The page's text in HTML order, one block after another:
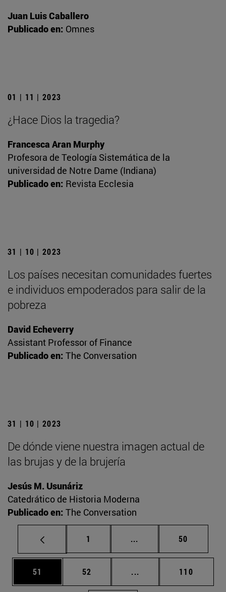
Juan Luis Caballero
Publicado en: Omnes
01 | 11 | 2023
¿Hace Dios la tragedia?
Francesca Aran Murphy
Profesora de Teología Sistemática de la
universidad de Notre Dame (Indiana)
Publicado en: Revista Ecclesia
31 | 10 | 2023
Los países necesitan comunidades fuertes
e individuos empoderados para salir de la
pobreza
David Echeverry
Assistant Professor of Finance
Publicado en: The Conversation
31 | 10 | 2023
De dónde viene nuestra imagen actual de
las brujas y de la brujería
Jesús M. Usunáriz
Catedrático de Historia Moderna
Publicado en: The Conversation
Página
1 ... Páginas intermedias
Página
50
Página
51 Página
52 ... Páginas intermedias
Página
110